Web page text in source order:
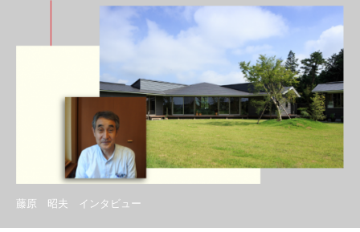
藤原 昭夫 インタビュー